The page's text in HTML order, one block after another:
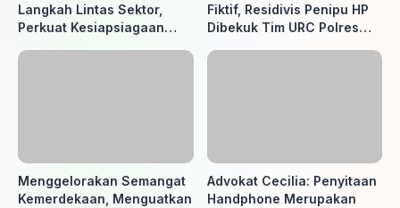
Langkah Lintas Sektor,
Perkuat Kesiapsiagaan
Fiktif, Residivis Penipu HP
Dibekuk Tim URC Polres
Menggelorakan Semangat
Kemerdekaan, Menguatkan
Advokat Cecilia: Penyitaan
Handphone Merupakan